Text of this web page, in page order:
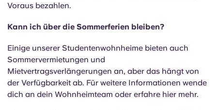
Voraus bezahlen.
Kann ich über die Sommerferien bleiben?
Einige unserer Studentenwohnheime bieten auch
Sommervermietungen und
Mietvertragsverlängerungen an, aber das hängt von
der Verfügbarkeit ab. Für weitere Informationen wende
dich an dein Wohnheimteam oder erfahre hier mehr.